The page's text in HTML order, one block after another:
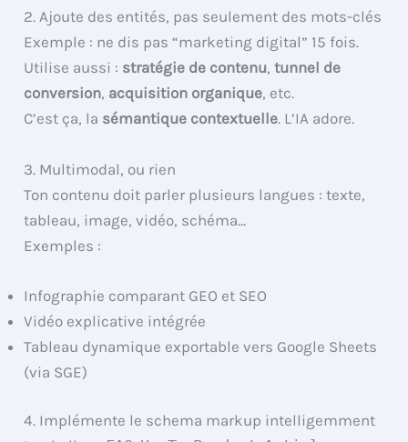
2. Ajoute des entités, pas seulement des mots-clés
Exemple : ne dis pas “marketing digital” 15 fois.
Utilise aussi : stratégie de contenu,tunnel de
conversion, acquisition organique, etc.
C’est ça, la sémantique contextuelle. L’IA adore.
3. Multimodal, ou rien
Ton contenu doit parler plusieurs langues : texte,
tableau, image, vidéo, schéma…
Exemples :
Infographie comparant GEO et SEO
Vidéo explicative intégrée
Tableau dynamique exportable vers Google Sheets
(via SGE)
4. Implémente le schema markup intelligemment